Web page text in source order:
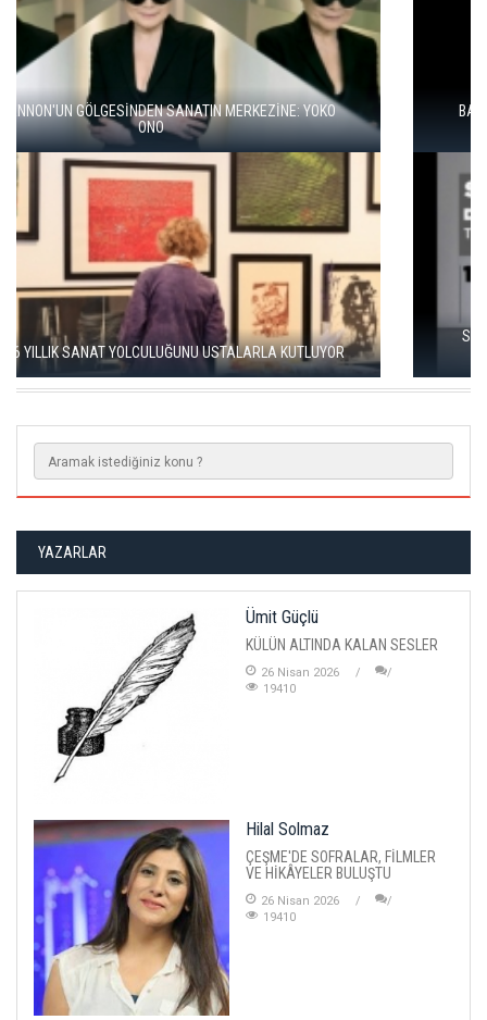
BALKANLAR'DAN ALÇITEPE'YE GÖÇÜN HİKAYESİ: "KÖK HALI"
SERGİSİ AÇILDI
SEÇKİN PİRİM İLE ŞEREFİYE SARNICI'NDA "DÜN İLE BUGÜN"
SERGİSİ
YAZARLAR
Ümit Güçlü
KÜLÜN ALTINDA KALAN SESLER
26 Nisan 2026
19410
Hilal Solmaz
ÇEŞME'DE SOFRALAR, FİLMLER
VE HİKÂYELER BULUŞTU
26 Nisan 2026
19410